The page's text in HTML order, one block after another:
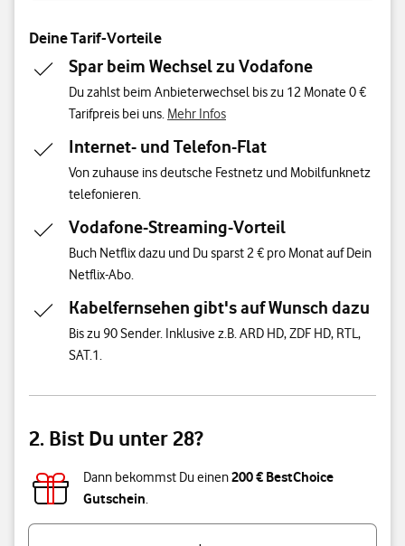
Deine Tarif-Vorteile
Spar beim Wechsel zu Vodafone
Du zahlst beim Anbieterwechsel bis zu 12 Monate 0 €
Tarifpreis bei uns. Mehr Infos
Internet- und Telefon-Flat
Von zuhause ins deutsche Festnetz und Mobilfunknetz
telefonieren.
Vodafone-Streaming-Vorteil
Buch Netflix dazu und Du sparst 2 € pro Monat auf Dein
Netflix-Abo.
Kabelfernsehen gibt's auf Wunsch dazu
Bis zu 90 Sender. Inklusive z.B. ARD HD, ZDF HD, RTL,
SAT.1.
2. Bist Du unter 28?
Dann bekommst Du einen200 € BestChoice
Gutschein.
Bist du unter 28 Jahre alt?